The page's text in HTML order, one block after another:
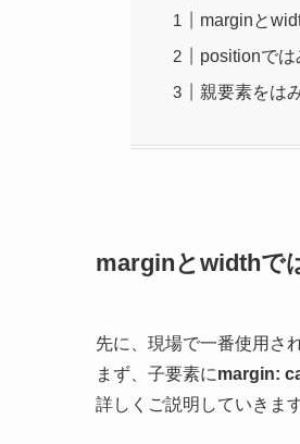
marginと
positionでは
親要素をは
marginとwidthで
先に、現場で一番使用さ
まず、子要素にmargin:
詳しくご説明していきます